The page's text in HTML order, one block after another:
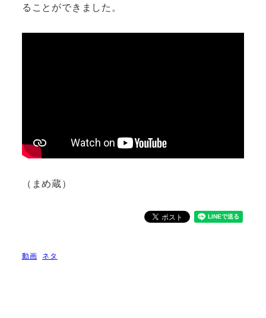
ることができました。
（まめ蔵）
動画 ネタ